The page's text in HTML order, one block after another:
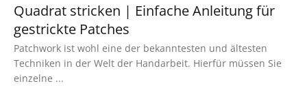
Quadrat stricken | Einfache Anleitung für
gestrickte Patches
Patchwork ist wohl eine der bekanntesten und ältesten
Techniken in der Welt der Handarbeit. Hierfür müssen Sie
einzelne ...